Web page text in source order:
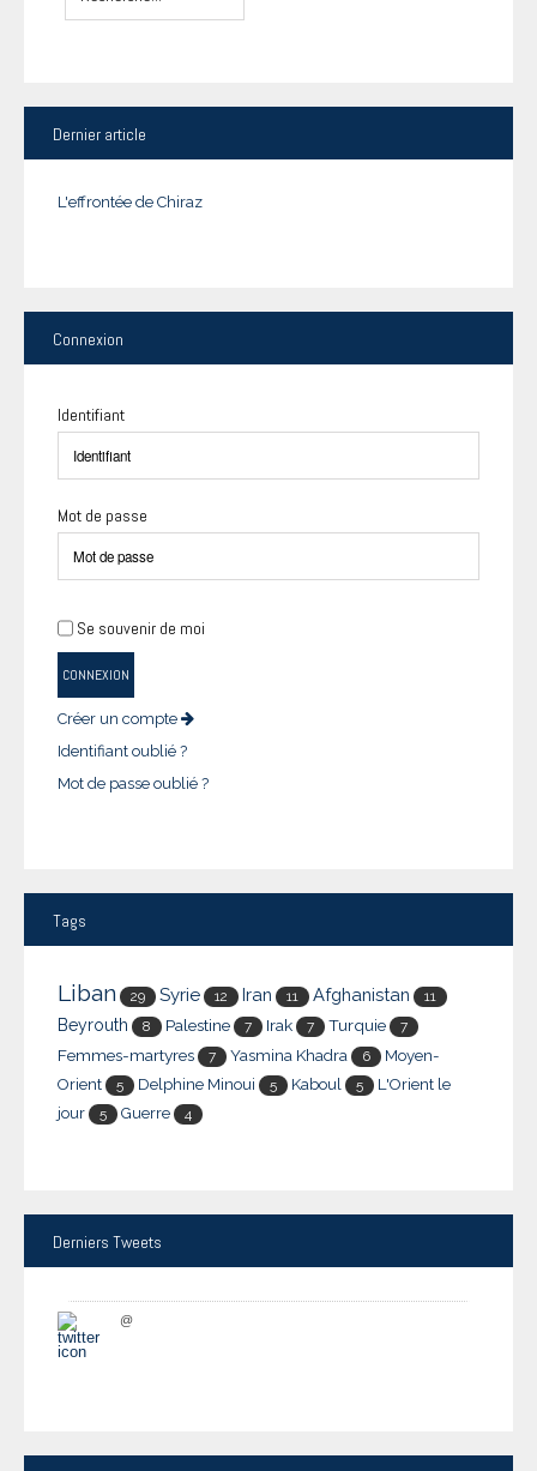
Dernier article
L'effrontée de Chiraz
Connexion
Identifiant
Mot de passe
Se souvenir de moi
CONNEXION
Créer un compte
Identifiant oublié ?
Mot de passe oublié ?
Tags
Liban 29 Syrie 12 Iran 11 Afghanistan 11
Beyrouth 8 Palestine 7 Irak 7 Turquie 7
Femmes-martyres 7 Yasmina Khadra 6
Moyen-
Orient
5 Delphine Minoui 5 Kaboul 5
L'Orient le
jour
5 Guerre 4
Derniers Tweets
@